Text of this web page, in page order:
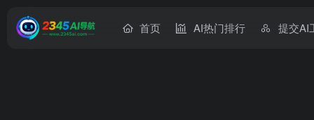
首页 AI热门排行 提交AI